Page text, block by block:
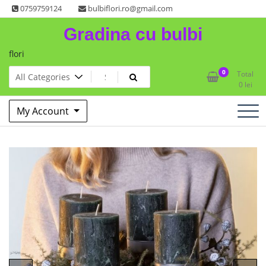
Skip
to
0759759124 bulbiflori.ro@gmail.com
Gradina cu bulbi
flori
0
Total
0 lei
My Account